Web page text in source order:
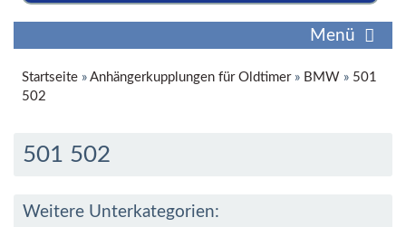
Menü
Startseite » Anhängerkupplungen für Oldtimer» BMW » 501
502
501 502
Weitere Unterkategorien: